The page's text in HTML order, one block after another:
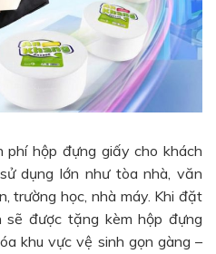
hộp đựng giấy cho khách
dụng lớn như tòa nhà, văn
trường học, nhà máy. Khi đặt
sẽ được tặng kèm hộp đựng
khu vực vệ sinh gọn gàng –